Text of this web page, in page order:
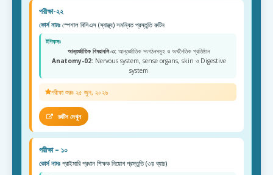
পরীক্ষা-২২
কোর্স নামঃ স্পেশাল বিসিএস (স্বাস্থ্য) সমন্বিত প্রস্তুতি রুটিন
টপিকসঃ
আন্তর্জাতিক বিষয়াবলি-৩: আন্তর্জাতিক সংগঠনসমূহ ও অর্থনৈতিক প্রতিষ্ঠান
Anatomy-02:Nervous system, sense organs, skin ও Digestive
system
পরীক্ষা শুরুঃ ২৫ জুন, ২০২৬
রুটিন দেখুন
পরীক্ষা – ১০
কোর্স নামঃ প্রাইমারি প্রধান শিক্ষক নিয়োগ প্রস্তুতি (৩য় ব্যাচ)